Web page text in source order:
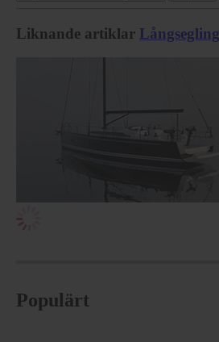
Liknande artiklar Långsegling
Populärt